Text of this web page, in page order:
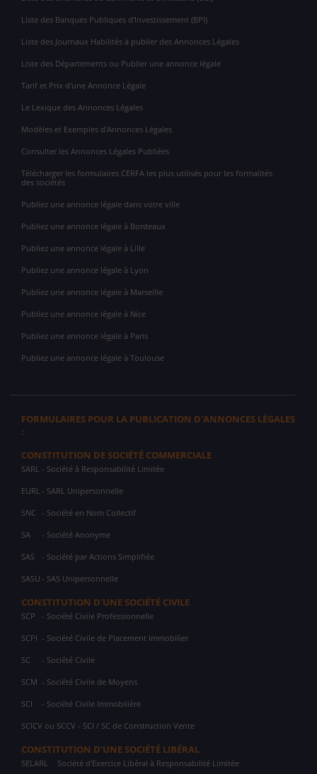
Liste des Banques Publiques d'Investissement (BPI)
Liste des Journaux Habilités à publier des Annonces Légales
Liste des Départements ou Publier une annonce légale
Tarif et Prix d'une Annonce Légale
Le Lexique des Annonces Légales
Modèles et Exemples d'Annonces Légales
Consulter les Annonces Légales Publiées
Télécharger les formulaires CERFA les plus utilisés pour les formalités
des sociétés
Publiez une annonce légale dans votre ville
Publiez une annonce légale à Bordeaux
Publiez une annonce légale à Lille
Publiez une annonce légale à Lyon
Publiez une annonce légale à Marseille
Publiez une annonce légale à Nice
Publiez une annonce légale à Paris
Publiez une annonce légale à Toulouse
FORMULAIRES POUR LA PUBLICATION D'ANNONCES LÉGALES
:
CONSTITUTION DE SOCIÉTÉ COMMERCIALE
SARL - Société à Responsabilité Limitée
EURL - SARL Unipersonnelle
SNC - Société en Nom Collectif
SA - Société Anonyme
SAS - Société par Actions Simplifiée
SASU - SAS Unipersonnelle
CONSTITUTION D'UNE SOCIÉTÉ CIVILE
SCP - Société Civile Professionnelle
SCPI - Société Civile de Placement Immobilier
SC - Société Civile
SCM - Société Civile de Moyens
SCI - Société Civile Immobilière
SCICV ou SCCV - SCI / SC de Construction Vente
CONSTITUTION D'UNE SOCIÉTÉ LIBÉRAL
SELARL Société d'Exercice Libéral à Responsabilité Limitée